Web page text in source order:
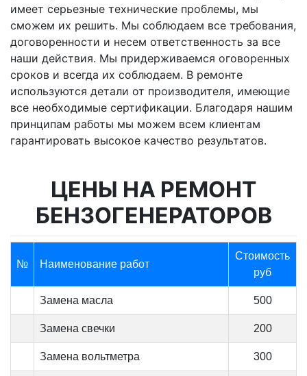
имеет серьезные технические проблемы, мы
сможем их решить. Мы соблюдаем все требования,
договоренности и несем ответственность за все
наши действия. Мы придерживаемся оговоренных
сроков и всегда их соблюдаем. В ремонте
используются детали от производителя, имеющие
все необходимые сертификации. Благодаря нашим
принципам работы мы можем всем клиентам
гарантировать высокое качество результатов.
ЦЕНЫ НА РЕМОНТ
БЕНЗОГЕНЕРАТОРОВ
№ Наименование работ
Стоимость
руб
Замена масла 500
Замена свечки 200
Замена вольтметра 300